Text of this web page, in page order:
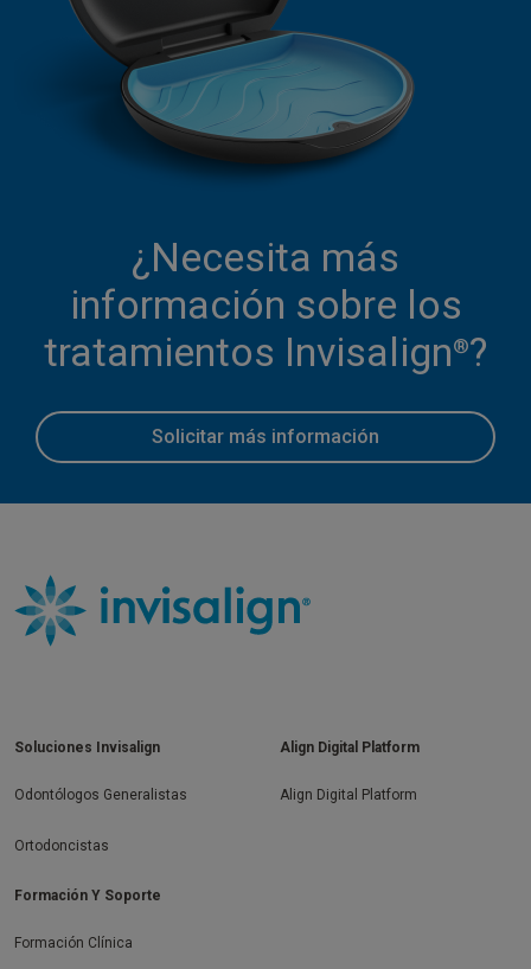
¿Necesita más
información sobre los
tratamientos Invisalign®?
Solicitar más información
Soluciones Invisalign
Odontólogos Generalistas
Ortodoncistas
Align Digital Platform
Align Digital Platform
Formación Y Soporte
Formación Clínica